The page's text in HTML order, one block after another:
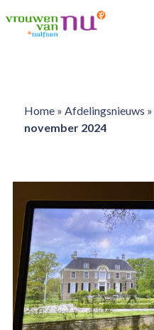
Home» Afdelingsnieuws »
november 2024